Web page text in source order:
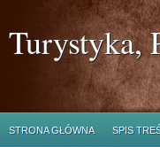
Turystyka,
STRONA GŁÓWNA SPIS